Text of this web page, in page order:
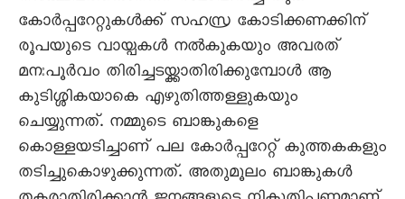
കോർപ്പറേറ്റുകൾക്ക് സഹസ്ര കോടിക്കണക്കിന്
രൂപയുടെ വായ്പകൾ നൽകുകയും അവരത്
മനഃപൂർവം തിരിച്ചടയ്ക്കാതിരിക്കുമ്പോൾ ആ
കുടിശ്ശികയാകെ എഴുതിത്തള്ളുകയും
ചെയ്യുന്നത്. നമ്മുടെ ബാങ്കുകളെ
കൊള്ളയടിച്ചാണ് പല കോർപ്പറേറ്റ് കുത്തകകളും
തടിച്ചുകൊഴുക്കുന്നത്. അതുമൂലം ബാങ്കുകൾ